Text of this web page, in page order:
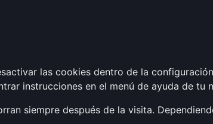
las cookies dentro de la
instrucciones en el menú de ayuda de tu
siempre después de la visita.